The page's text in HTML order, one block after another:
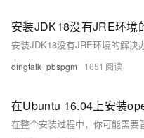
安装JDK18没有JRE环境
安装JDK18没有JRE环境的解决
dingtalk_pbspgm 1651
在Ubuntu 16.04上安装